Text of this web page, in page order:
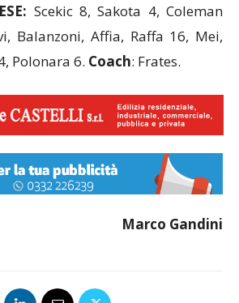
Scekic 8, Sakota 4, Coleman
Balanzoni, Affia, Raffa 16, Mei,
Polonara 6. Coach: Frates.
Marco Gandini